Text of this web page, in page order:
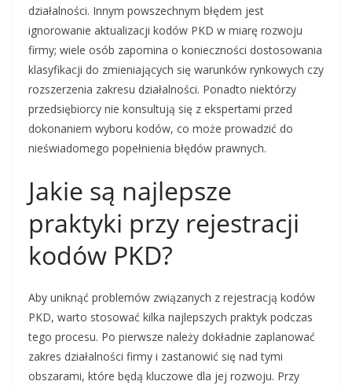
działalności. Innym powszechnym błędem jest
ignorowanie aktualizacji kodów PKD w miarę rozwoju
firmy; wiele osób zapomina o konieczności dostosowania
klasyfikacji do zmieniających się warunków rynkowych czy
rozszerzenia zakresu działalności. Ponadto niektórzy
przedsiębiorcy nie konsultują się z ekspertami przed
dokonaniem wyboru kodów, co może prowadzić do
nieświadomego popełnienia błędów prawnych.
Jakie są najlepsze
praktyki przy rejestracji
kodów PKD?
Aby uniknąć problemów związanych z rejestracją kodów
PKD, warto stosować kilka najlepszych praktyk podczas
tego procesu. Po pierwsze należy dokładnie zaplanować
zakres działalności firmy i zastanowić się nad tymi
obszarami, które będą kluczowe dla jej rozwoju. Przy